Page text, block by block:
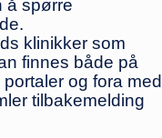
å spørre
klinikker som
finnes både på
og fora med
tilbakemelding